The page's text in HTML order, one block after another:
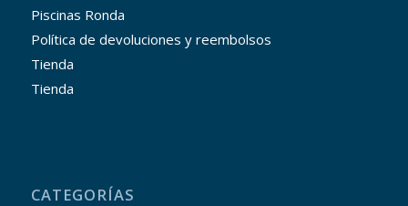
Piscinas Ronda
Política de devoluciones y reembolsos
Tienda
Tienda
CATEGORÍAS